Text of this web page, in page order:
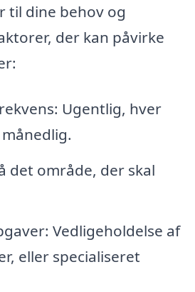
til dine behov og
der kan påvirke
Ugentlig, hver
det område, der skal
Vedligeholdelse af
eller specialiseret